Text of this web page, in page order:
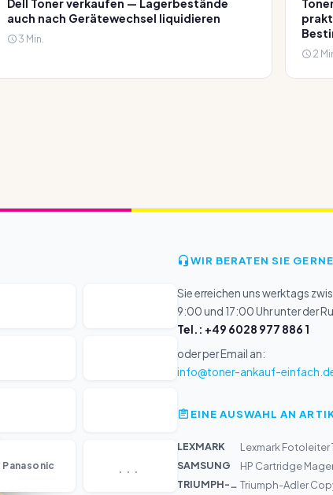
Dell Toner verkaufen — Lagerbestände
auch nach Gerätewechsel liquidieren
3 Min.
2
Panasonic ...
WIR BERATEN SIE
Sie erreichen uns werktags
9:00 und 17:00 Uhr unter der
Tel.: +49 6028 977 886 1
oder per Email an:
info@toner-ankauf-
EINE AUSWAHL AN
LEXMARK
Lexmark
SAMSUNG
HP Cartridge
TRIUMPH-AD... Triumph-Adler